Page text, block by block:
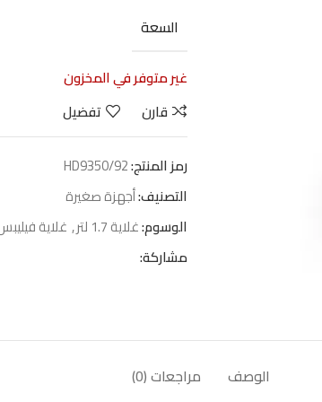
السعة
غير متوفر في المخزون
قارن
تفضيل
رمز المنتج:HD9350/92
التصنيف:أجهزة صغيرة
الوسوم:غلاية 1.7 لتر , غلاية
مشاركة:
الوصف مراجعات (0)